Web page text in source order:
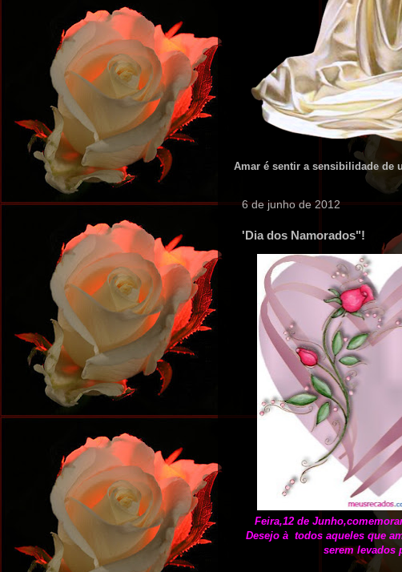
Amar é sentir a sensibilidade de
6 de junho de 2012
'Dia dos Namorados"!
Feira,12 de
Desejo à todos aqueles que
serem levados